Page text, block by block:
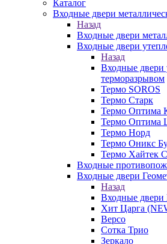
Каталог
Входные двери
Назад
Входные двери
Входные двери
Назад
Входные двери
терморазрывом
Термо SOROS
Термо Старк
Термо Оптима
Термо Оптима
Термо Норд
Термо Оникс
Термо Хайтек
Входные
Входные двери
Назад
Входные двери
Хит Царга
Версо
Сотка Трио
Зеркало